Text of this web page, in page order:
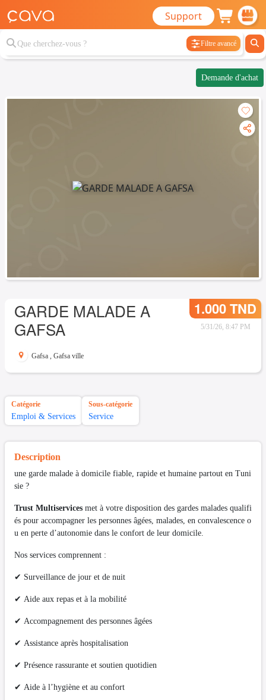
Support
Filtre avancé
Demande d'achat
GARDE MALADE A
GAFSA
1.000 TND
5/31/26, 8:47 PM
Gafsa , Gafsa ville
Catégorie
Emploi & Services
Sous-catégorie
Service
Description
une garde malade à domicile fiable, rapide et humaine partout en Tuni
sie ?
Trust Multiservices met à votre disposition des gardes malades qualifi
és pour accompagner les personnes âgées, malades, en convalescence o
u en perte d’autonomie dans le confort de leur domicile.
Nos services comprennent :
✔ Surveillance de jour et de nuit
✔ Aide aux repas et à la mobilité
✔ Accompagnement des personnes âgées
✔ Assistance après hospitalisation
✔ Présence rassurante et soutien quotidien
✔ Aide à l’hygiène et au confort